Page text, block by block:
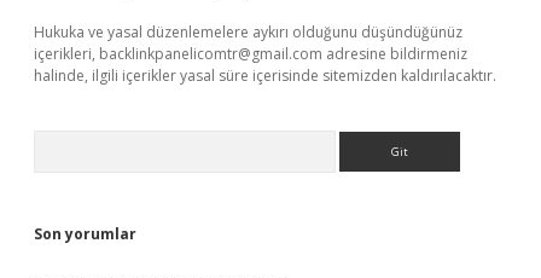
Hukuka ve yasal düzenlemelere aykırı olduğunu düşündüğünüz
içerikleri, backlinkpanelicomtr@gmail.com adresine bildirmeniz
halinde, ilgili içerikler yasal süre içerisinde sitemizden kaldırılacaktır.
Son yorumlar